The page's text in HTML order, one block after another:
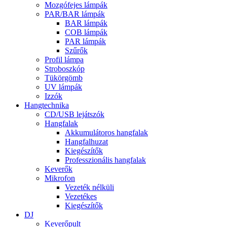
Mozgófejes lámpák
PAR/BAR lámpák
BAR lámpák
COB lámpák
PAR lámpák
Szűrők
Profil lámpa
Stroboszkóp
Tükörgömb
UV lámpák
Izzók
Hangtechnika
CD/USB lejátszók
Hangfalak
Akkumulátoros hangfalak
Hangfalhuzat
Kiegészítők
Professzionális hangfalak
Keverők
Mikrofon
Vezeték nélküli
Vezetékes
Kiegészítők
DJ
Keverőpult